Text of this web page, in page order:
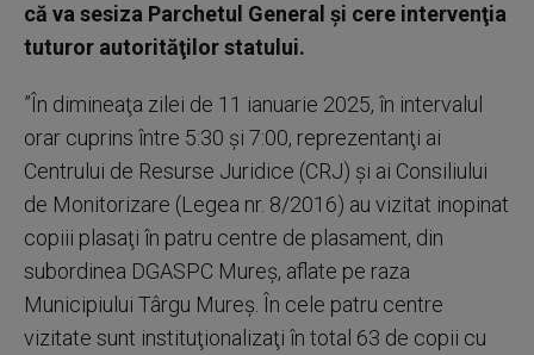
că va sesiza Parchetul General şi cere intervenţia
tuturor autorităţilor statului.
”În dimineaţa zilei de 11 ianuarie 2025, în intervalul
orar cuprins între 5:30 şi 7:00, reprezentanţi ai
Centrului de Resurse Juridice (CRJ) şi ai Consiliului
de Monitorizare (Legea nr. 8/2016) au vizitat inopinat
copiii plasaţi în patru centre de plasament, din
subordinea DGASPC Mureş, aflate pe raza
Municipiului Târgu Mureş. În cele patru centre
vizitate sunt instituţionalizaţi în total 63 de copii cu